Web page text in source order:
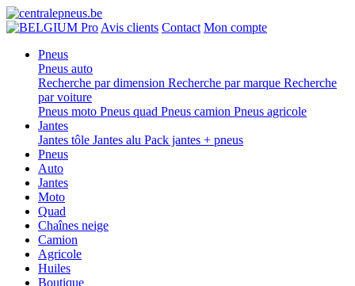
Pro Avis clients Contact Mon compte
Pneus
Pneus auto
Recherche par dimension Recherche par marque Recherche
par voiture
Pneus moto Pneus quad Pneus camion Pneus agricole
Jantes
Jantes tôle Jantes alu Pack jantes + pneus
Pneus
Auto
Jantes
Moto
Quad
Chaînes neige
Camion
Agricole
Huiles
Boutique